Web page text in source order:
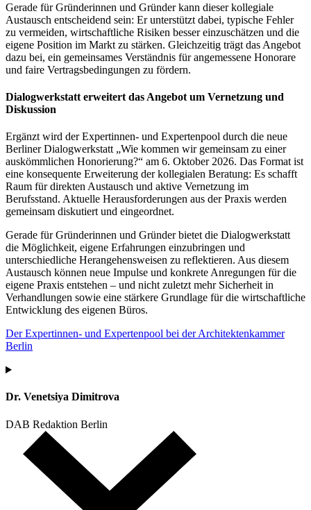
Gerade für Gründerinnen und Gründer kann dieser kollegiale
Austausch entscheidend sein: Er unterstützt dabei, typische Fehler
zu vermeiden, wirtschaftliche Risiken besser einzuschätzen und die
eigene Position im Markt zu stärken. Gleichzeitig trägt das Angebot
dazu bei, ein gemeinsames Verständnis für angemessene Honorare
und faire Vertragsbedingungen zu fördern.
Dialogwerkstatt erweitert das Angebot um Vernetzung und
Diskussion
Ergänzt wird der Expertinnen- und Expertenpool durch die neue
Berliner Dialogwerkstatt „Wie kommen wir gemeinsam zu einer
auskömmlichen Honorierung?“ am 6. Oktober 2026. Das Format ist
eine konsequente Erweiterung der kollegialen Beratung: Es schafft
Raum für direkten Austausch und aktive Vernetzung im
Berufsstand. Aktuelle Herausforderungen aus der Praxis werden
gemeinsam diskutiert und eingeordnet.
Gerade für Gründerinnen und Gründer bietet die Dialogwerkstatt
die Möglichkeit, eigene Erfahrungen einzubringen und
unterschiedliche Herangehensweisen zu reflektieren. Aus diesem
Austausch können neue Impulse und konkrete Anregungen für die
eigene Praxis entstehen – und nicht zuletzt mehr Sicherheit in
Verhandlungen sowie eine stärkere Grundlage für die wirtschaftliche
Entwicklung des eigenen Büros.
Der Expertinnen- und Expertenpool bei der Architektenkammer
Berlin
Dr. Venetsiya Dimitrova
DAB Redaktion Berlin